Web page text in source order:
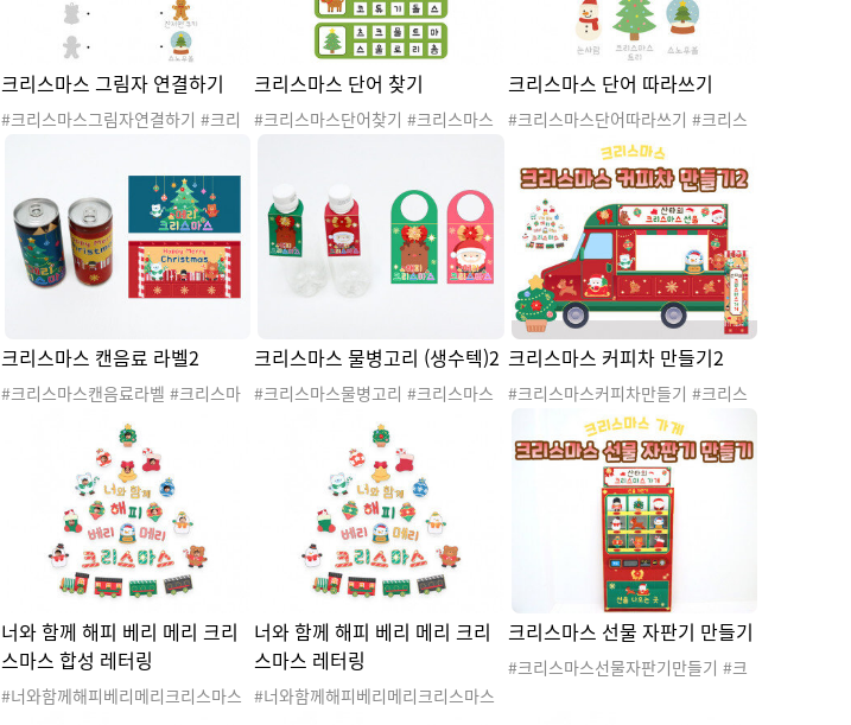
크리스마스 그림자 연결하기
#크리스마스그림자연결하기 #크리
트리 #크리스마스도안 #크리스마스
활동 #크리스마스활동지 #연결하기
#그림자맞추기 #언어활동
크리스마스 단어 찾기
#크리스마스단어찾기 #크리스마스
리스마스도안 #크리스마스활동 #크
리스마스활동지 #언어활동 #케이크
#클스
크리스마스 단어 따라쓰기
#크리스마스단어따라쓰기 #크리스
마스 #겨울 #산타 #산타클로스 #산
타할아버지 #루돌프 #크리스마스트
리 #크리스마스도안 #크리스마스활
동 #크리스마스활동지 #언어활동 #
따라쓰기 #선물 #눈사람 #스노우볼
크리스마스 캔음료 라벨2
#크리스마스캔음료라벨 #크리스마
할아버지 #루돌프 #크리스마스트리
#겨울도안 #크리스마스도안 #크리
스마스파티 #크리스마스행사 #산타
잔치 #산타파티 #커피차 #크리스마
스커피차 #커피트럭 #라벨 #크리스
마스라벨 #크리스마스간식 #크리스
마스선물 #크리스마스포장 #음료라
크리스마스 물병고리 (생수텍)2
#크리스마스물병고리 #크리스마스
산타클로스 #산타할아버지 #루돌프
#크리스마스트리 #겨울도안 #크리
스마스도안 #크리스마스파티 #크리
스마스행사 #산타잔치 #산타파티 #
커피차 #크리스마스커피차 #커피트
럭 #라벨 #크리스마스라벨 #크리스
마스간식 #크리스마스선물 #크리스
크리스마스 커피차 만들기2
#크리스마스커피차만들기 #크리스
마스 #겨울 #산타 #산타클로스 #산
타할아버지 #루돌프 #크리스마스트
리 #겨울도안 #크리스마스도안 #크
리스마스파티 #크리스마스행사 #산
타잔치 #산타파티 #커피차 #크리스
마스커피차 #커피트럭 #환경구성 #
크리스마스환경구성 #크리스마스간
식 #크리스마스선물
너와 함께 해피 베리 메리 크리
스마스 합성 레터링
#너와함께해피베리메리크리스마스
너와 함께 해피 베리 메리 크리
스마스 레터링
#너와함께해피베리메리크리스마스
크리스마스 선물 자판기 만들기
#크리스마스선물자판기만들기 #크